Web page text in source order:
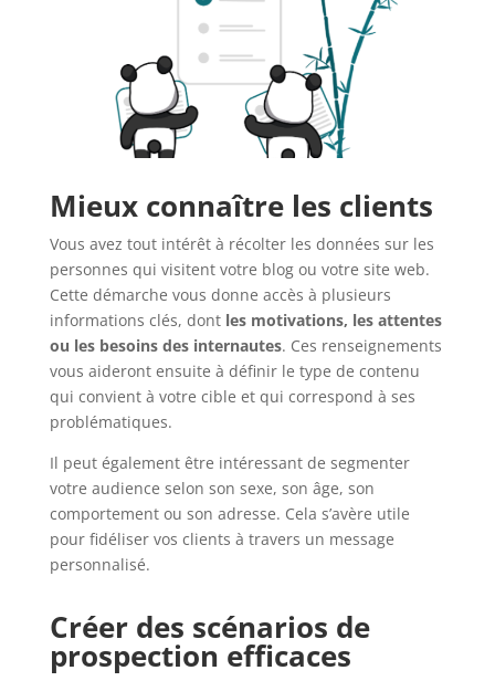
Mieux connaître les clients
Vous avez tout intérêt à récolter les données sur les
personnes qui visitent votre blog ou votre site web.
Cette démarche vous donne accès à plusieurs
informations clés, dont les motivations, les attentes
ou les besoins des internautes. Ces renseignements
vous aideront ensuite à définir le type de contenu
qui convient à votre cible et qui correspond à ses
problématiques.
Il peut également être intéressant de segmenter
votre audience selon son sexe, son âge, son
comportement ou son adresse. Cela s’avère utile
pour fidéliser vos clients à travers un message
personnalisé.
Créer des scénarios de
prospection efficaces